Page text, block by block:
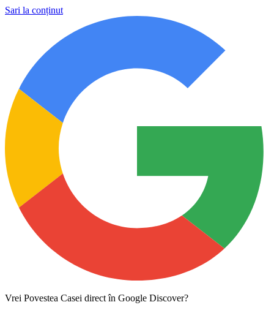
Sari la conținut
Vrei Povestea Casei direct în Google Discover?